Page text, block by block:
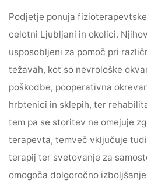
Podjetje ponuja
celotni Ljubljani in okolici.
usposobljeni za pomoč pri
težavah, kot so nevrološke
poškodbe, pooperativna
hrbtenici in sklepih, ter
tem pa se storitev ne omejuje
terapevta, temveč vključuje
terapij ter svetovanje za
omogoča dolgoročno